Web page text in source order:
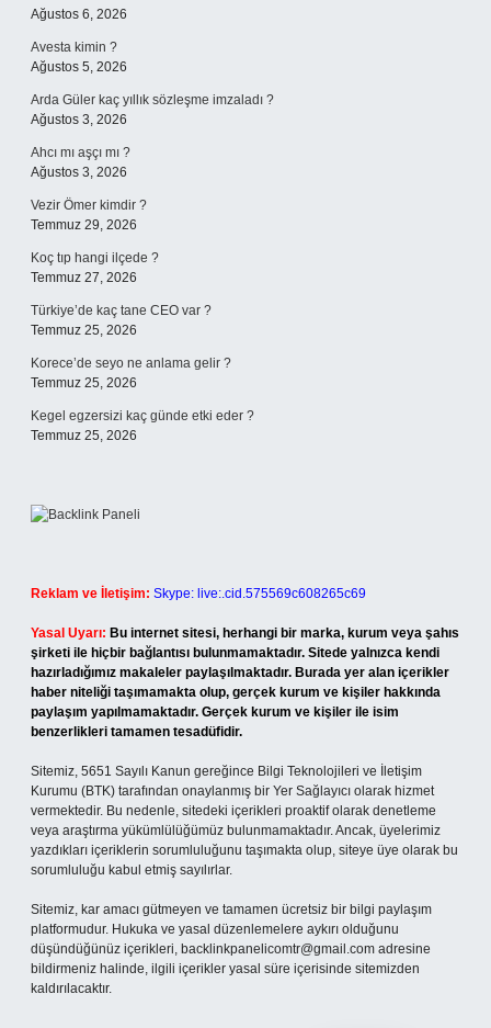
Ağustos 6, 2026
Avesta kimin ?
Ağustos 5, 2026
Arda Güler kaç yıllık sözleşme imzaladı ?
Ağustos 3, 2026
Ahcı mı aşçı mı ?
Ağustos 3, 2026
Vezir Ömer kimdir ?
Temmuz 29, 2026
Koç tıp hangi ilçede ?
Temmuz 27, 2026
Türkiye’de kaç tane CEO var ?
Temmuz 25, 2026
Korece’de seyo ne anlama gelir ?
Temmuz 25, 2026
Kegel egzersizi kaç günde etki eder ?
Temmuz 25, 2026
Reklam ve İletişim: Skype: live:.cid.575569c608265c69
Yasal Uyarı: Bu internet sitesi, herhangi bir marka, kurum veya şahıs
şirketi ile hiçbir bağlantısı bulunmamaktadır. Sitede yalnızca kendi
hazırladığımız makaleler paylaşılmaktadır. Burada yer alan içerikler
haber niteliği taşımamakta olup, gerçek kurum ve kişiler hakkında
paylaşım yapılmamaktadır. Gerçek kurum ve kişiler ile isim
benzerlikleri tamamen tesadüfidir.
Sitemiz, 5651 Sayılı Kanun gereğince Bilgi Teknolojileri ve İletişim
Kurumu (BTK) tarafından onaylanmış bir Yer Sağlayıcı olarak hizmet
vermektedir. Bu nedenle, sitedeki içerikleri proaktif olarak denetleme
veya araştırma yükümlülüğümüz bulunmamaktadır. Ancak, üyelerimiz
yazdıkları içeriklerin sorumluluğunu taşımakta olup, siteye üye olarak bu
sorumluluğu kabul etmiş sayılırlar.
Sitemiz, kar amacı gütmeyen ve tamamen ücretsiz bir bilgi paylaşım
platformudur. Hukuka ve yasal düzenlemelere aykırı olduğunu
düşündüğünüz içerikleri, backlinkpanelicomtr@gmail.com adresine
bildirmeniz halinde, ilgili içerikler yasal süre içerisinde sitemizden
kaldırılacaktır.